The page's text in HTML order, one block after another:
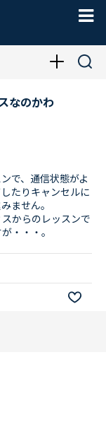
なのかわ
で、通信状態がよ
たりキャンセルに
ません。
からのレッスンで
・・・。